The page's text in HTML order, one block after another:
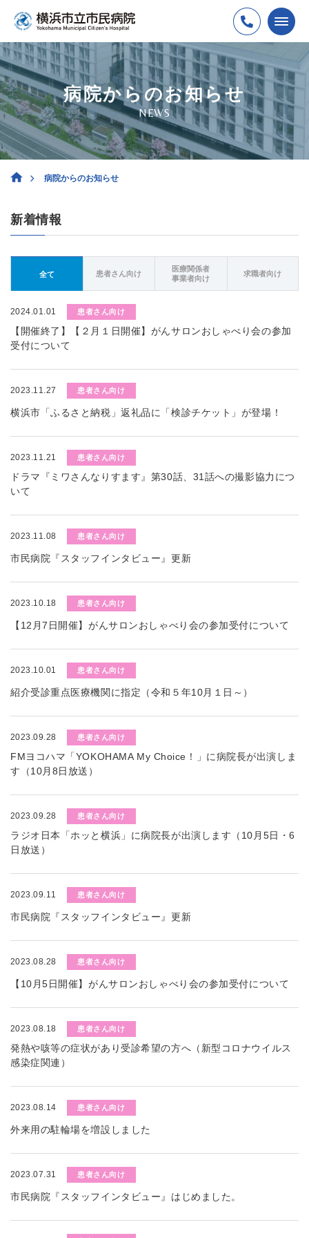
病院からのお知らせ
NEWS
病院からのお知らせ
新着情報
全て 患者さん向け
医療関係者
事業者向け
求職者向け
2024.01.01 患者さん向け
【開催終了】【２月１日開催】がんサロンおしゃべり会の参加
受付について
2023.11.27 患者さん向け
横浜市「ふるさと納税」返礼品に「検診チケット」が登場！
2023.11.21 患者さん向け
ドラマ『ミワさんなりすます』第30話、31話への撮影協力につ
いて
2023.11.08 患者さん向け
市民病院『スタッフインタビュー』更新
2023.10.18 患者さん向け
【12月7日開催】がんサロンおしゃべり会の参加受付について
2023.10.01 患者さん向け
紹介受診重点医療機関に指定（令和５年10月１日～）
2023.09.28 患者さん向け
FMヨコハマ「YOKOHAMA My Choice！」に病院長が出演しま
す（10月8日放送）
2023.09.28 患者さん向け
ラジオ日本「ホッと横浜」に病院長が出演します（10月5日・6
日放送）
2023.09.11 患者さん向け
市民病院『スタッフインタビュー』更新
2023.08.28 患者さん向け
【10月5日開催】がんサロンおしゃべり会の参加受付について
2023.08.18 患者さん向け
発熱や咳等の症状があり受診希望の方へ（新型コロナウイルス
感染症関連）
2023.08.14 患者さん向け
外来用の駐輪場を増設しました
2023.07.31 患者さん向け
市民病院『スタッフインタビュー』はじめました。